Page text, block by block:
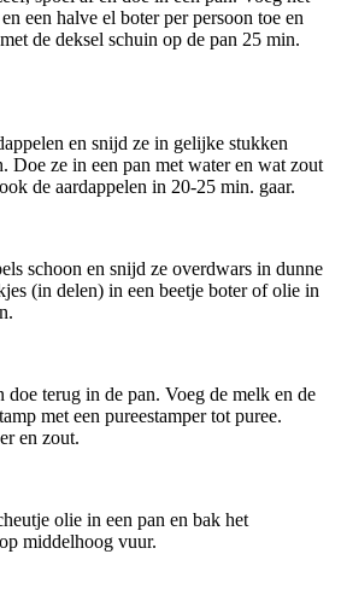
een halve el boter per persoon toe en
de deksel schuin op de pan 25 min.
en snijd ze in gelijke stukken
Doe ze in een pan met water en wat zout
de aardappelen in 20-25 min. gaar.
schoon en snijd ze overdwars in dunne
(in delen) in een beetje boter of olie in
doe terug in de pan. Voeg de melk en de
met een pureestamper tot puree.
en zout.
olie in een pan en bak het
middelhoog vuur.